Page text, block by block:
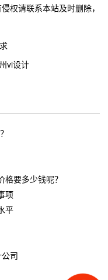
权请联系本站及时删除，
vi设计
要多少钱呢？
项
平
司